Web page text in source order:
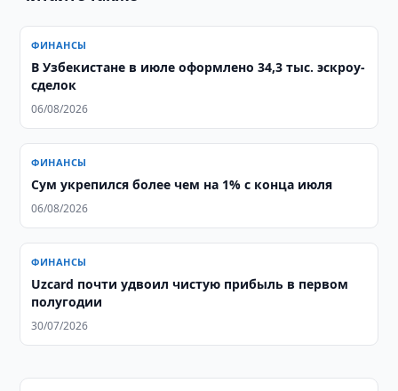
ФИНАНСЫ
В Узбекистане в июле оформлено 34,3 тыс. эскроу-
сделок
06/08/2026
ФИНАНСЫ
Сум укрепился более чем на 1% с конца июля
06/08/2026
ФИНАНСЫ
Uzcard почти удвоил чистую прибыль в первом
полугодии
30/07/2026